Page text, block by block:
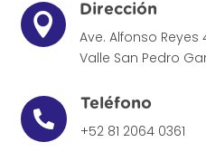

Dirección
Ave. Alfonso Reyes
Valle San Pedro

Teléfono
+52 81 2064 0361